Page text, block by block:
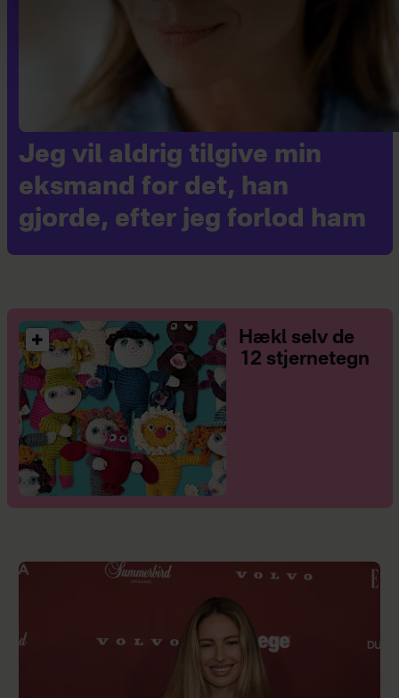
Jeg vil aldrig tilgive min
eksmand for det, han
gjorde, efter jeg forlod ham
Hækl selv de
12 stjernetegn